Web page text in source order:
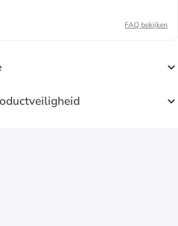
FAQ bekijken